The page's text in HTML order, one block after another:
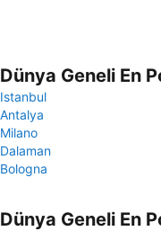
Dünya Geneli En
Istanbul
Antalya
Milano
Dalaman
Bologna
Dünya Geneli En